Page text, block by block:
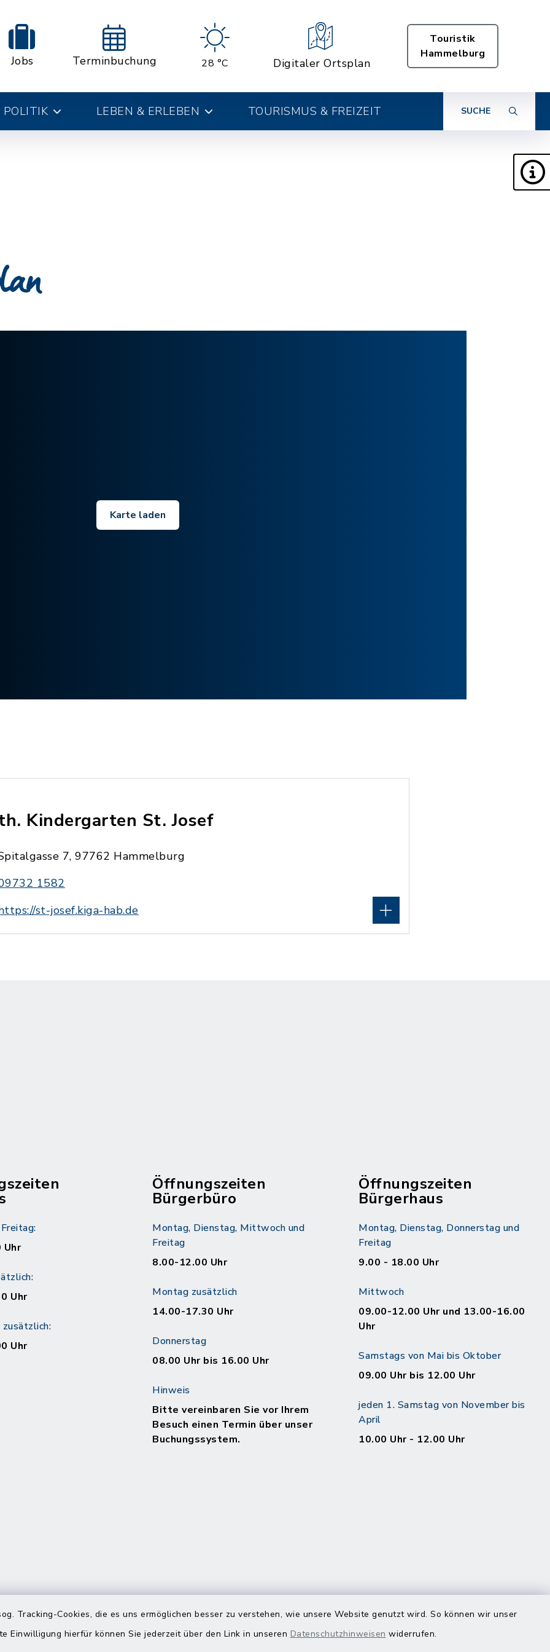
Tracking-Cookies, die es uns ermöglichen besser zu verstehen, wie unsere Website genutzt wird. So können wir unser
Einwilligung hierfür können Sie jederzeit über den Link in unseren Datenschutzhinweisen widerrufen.
Jobs Terminbuchung 28 °C Digitaler Ortsplan
Touristik
Hammelburg
POLITIK LEBEN & ERLEBEN TOURISMUS & FREIZEIT SUCHE
Karte laden
Kindergarten St. Josef
7, 97762 Hammelburg
1582
st-josef.kiga-hab.de
Uhr
Uhr
Uhr
Öffnungszeiten
Bürgerbüro
Montag, Dienstag, Mittwoch und
Freitag
8.00-12.00 Uhr
Montag zusätzlich
14.00-17.30 Uhr
Donnerstag
08.00 Uhr bis 16.00 Uhr
Hinweis
Bitte vereinbaren Sie vor Ihrem
Besuch einen Termin über unser
Buchungssystem.
Öffnungszeiten
Bürgerhaus
Montag, Dienstag, Donnerstag und
Freitag
9.00 - 18.00 Uhr
Mittwoch
09.00-12.00 Uhr und 13.00-16.00
Uhr
Samstags von Mai bis Oktober
09.00 Uhr bis 12.00 Uhr
jeden 1. Samstag von November bis
April
10.00 Uhr - 12.00 Uhr